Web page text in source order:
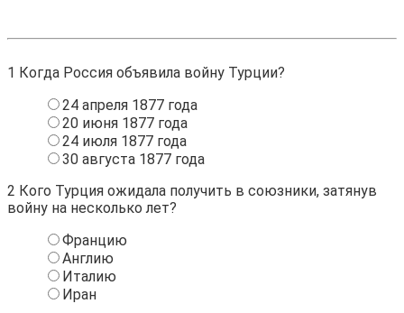
1 Когда Россия объявила войну Турции?
24 апреля 1877 года
20 июня 1877 года
24 июля 1877 года
30 августа 1877 года
2 Кого Турция ожидала получить в союзники, затянув
войну на несколько лет?
Францию
Англию
Италию
Иран